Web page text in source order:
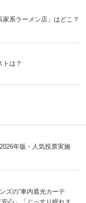
系ラーメン店」はどこ？
トは？
年版・人気投票実施
ズの“車内遮光カーテ